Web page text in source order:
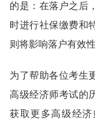
的是：在落户之后
时进行社保缴费和
则将影响落户有效性
为了帮助各位考生
高级经济师考试的
获取更多高级经